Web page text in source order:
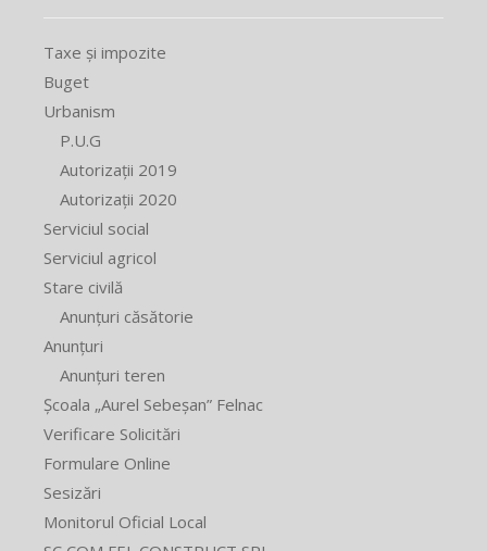
Taxe și impozite
Buget
Urbanism
P.U.G
Autorizații 2019
Autorizații 2020
Serviciul social
Serviciul agricol
Stare civilă
Anunțuri căsătorie
Anunțuri
Anunțuri teren
Școala „Aurel Sebeșan” Felnac
Verificare Solicitări
Formulare Online
Sesizări
Monitorul Oficial Local